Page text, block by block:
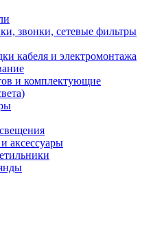
звонки, сетевые фильтры
кабеля и электромонтажа
и комплектующие
аксессуары